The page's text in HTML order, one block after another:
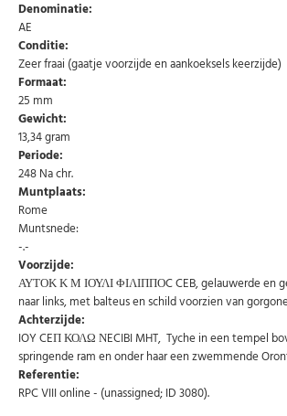
Schrijf u in voor onze gratis nieuwsbrief en
wekelijks een overzicht van de nieuwste
Uw gegevens worden niet gedeeld met
Niet meer opnieuw tonen.
Denominatie:
AE
Conditie:
Zeer fraai (gaatje voorzijde en aankoeksels keerzijde)
Formaat:
25 mm
Gewicht:
13,34 gram
Periode:
248 Na chr.
Muntplaats:
Rome
Muntsnede:
-.-
Voorzijde:
ΑΥΤΟΚ Κ Μ ΙΟΥΛΙ ΦΙΛΙΠΠΟC CEB, gelauwerde en
naar links, met balteus en schild voorzien van
Achterzijde:
IOY CEΠ ΚΟΛΩ ΝECIBI MHT, Tyche in een tempel
springende ram en onder haar een zwemmende
Referentie:
RPC VIII online - (unassigned; ID 3080).